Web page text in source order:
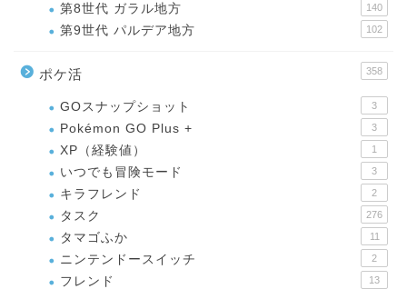
第8世代 ガラル地方 140
第9世代 パルデア地方 102
ポケ活 358
GOスナップショット 3
Pokémon GO Plus + 3
XP（経験値） 1
いつでも冒険モード 3
キラフレンド 2
タスク 276
タマゴふか 11
ニンテンドースイッチ 2
フレンド 13